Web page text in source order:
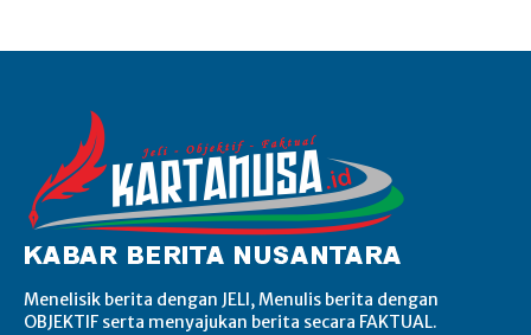
Menelisik berita dengan JELI, Menulis berita dengan
OBJEKTIF serta menyajukan berita secara FAKTUAL.